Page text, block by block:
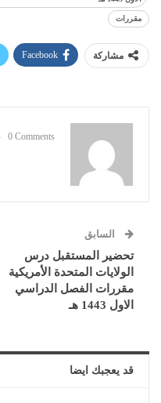
مقررات
مشاركة Facebook
0 Comments
السابق
تحضير المستقبل درس
الولايات المتحدة الأمريكية
مقررات الفصل الدراسي
الاول 1443 هـ
قد يعجبك ايضا